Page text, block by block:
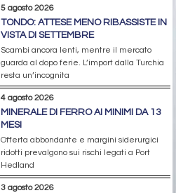
5 agosto 2026
TONDO: ATTESE MENO RIBASSISTE IN
VISTA DI SETTEMBRE
Scambi ancora lenti, mentre il mercato
guarda al dopo ferie. L’import dalla Turchia
resta un’incognita
4 agosto 2026
MINERALE DI FERRO AI MINIMI DA 13
MESI
Offerta abbondante e margini siderurgici
ridotti prevalgono sui rischi legati a Port
Hedland
3 agosto 2026